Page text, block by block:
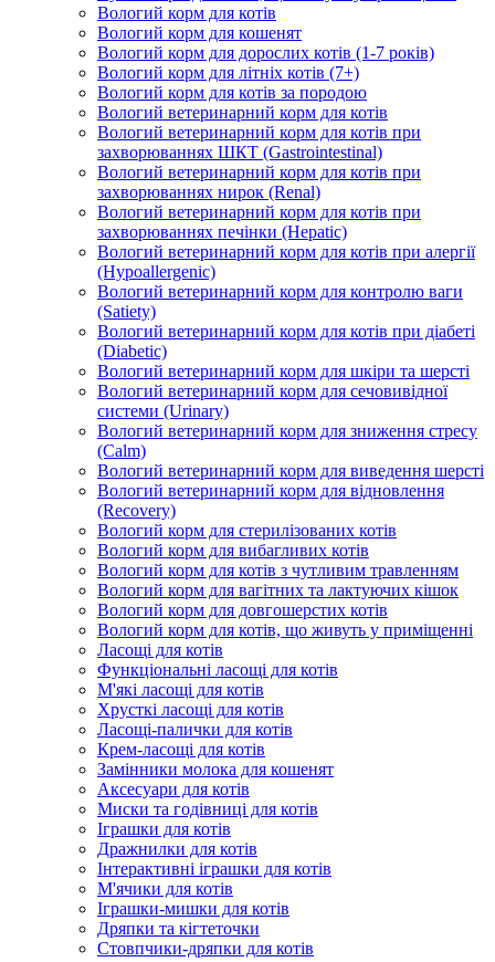
Вологий корм для котів
Вологий корм для кошенят
Вологий корм для дорослих котів (1-7 років)
Вологий корм для літніх котів (7+)
Вологий корм для котів за породою
Вологий ветеринарний корм для котів
Вологий ветеринарний корм для котів при
захворюваннях ШКТ (Gastrointestinal)
Вологий ветеринарний корм для котів при
захворюваннях нирок (Renal)
Вологий ветеринарний корм для котів при
захворюваннях печінки (Hepatic)
Вологий ветеринарний корм для котів при алергії
(Hypoallergenic)
Вологий ветеринарний корм для контролю ваги
(Satiety)
Вологий ветеринарний корм для котів при діабеті
(Diabetic)
Вологий ветеринарний корм для шкіри та шерсті
Вологий ветеринарний корм для сечовивідної
системи (Urinary)
Вологий ветеринарний корм для зниження стресу
(Calm)
Вологий ветеринарний корм для виведення шерсті
Вологий ветеринарний корм для відновлення
(Recovery)
Вологий корм для стерилізованих котів
Вологий корм для вибагливих котів
Вологий корм для котів з чутливим травленням
Вологий корм для вагітних та лактуючих кішок
Вологий корм для довгошерстих котів
Вологий корм для котів, що живуть у приміщенні
Ласощі для котів
Функціональні ласощі для котів
М'які ласощі для котів
Хрусткі ласощі для котів
Ласощі-палички для котів
Крем-ласощі для котів
Замінники молока для кошенят
Аксесуари для котів
Миски та годівниці для котів
Іграшки для котів
Дражнилки для котів
Інтерактивні іграшки для котів
М'ячики для котів
Іграшки-мишки для котів
Дряпки та кігтеточки
Стовпчики-дряпки для котів